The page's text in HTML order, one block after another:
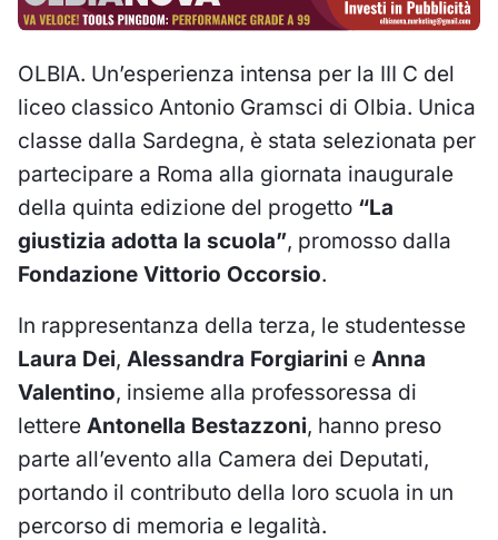
OLBIA. Un’esperienza intensa per la III C del
liceo classico Antonio Gramsci di Olbia. Unica
classe dalla Sardegna, è stata selezionata per
partecipare a Roma alla giornata inaugurale
della quinta edizione del progetto “La
giustizia adotta la scuola”, promosso dalla
Fondazione Vittorio Occorsio.
In rappresentanza della terza, le studentesse
Laura Dei, Alessandra Forgiarini e Anna
Valentino, insieme alla professoressa di
lettere Antonella Bestazzoni, hanno preso
parte all’evento alla Camera dei Deputati,
portando il contributo della loro scuola in un
percorso di memoria e legalità.